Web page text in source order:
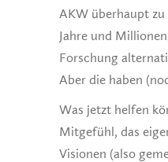
AKW überhaupt
Jahre und
Forschung
Aber die haben
Was jetzt helfen
Mitgefühl, das
Visionen (also